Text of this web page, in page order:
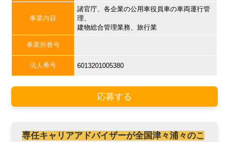
事業内容
諸官庁、各企業の公用車役員車の車両運行管
理、
建物総合管理業務、旅行業
事業所番号
法人番号 6013201005380
応募する
専任キャリアアドバイザーが全国津々浦々のこ